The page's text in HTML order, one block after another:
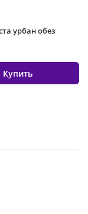
урбан обез
Купить